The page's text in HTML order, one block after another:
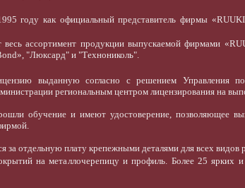
году как официальный представитель фирмы
ассортимент продукции выпускаемой фирмами
"Люксард" и "Технониколь".
выданную согласно с решением Управления по
региональным центром лицензирования на
обучение и имеют удостоверение, позволяющее
за отдельную плату крепежными деталями для всех видов
на металлочерепицу и профиль. Более 25 ярких